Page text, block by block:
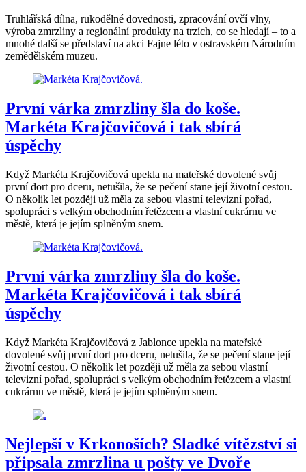
Truhlářská dílna, rukodělné dovednosti, zpracování ovčí vlny,
výroba zmrzliny a regionální produkty na trzích, co se hledají – to a
mnohé další se představí na akci Fajne léto v ostravském Národním
zemědělském muzeu.
První várka zmrzliny šla do koše.
Markéta Krajčovičová i tak sbírá
úspěchy
Když Markéta Krajčovičová upekla na mateřské dovolené svůj
první dort pro dceru, netušila, že se pečení stane její životní cestou.
O několik let později už měla za sebou vlastní televizní pořad,
spolupráci s velkým obchodním řetězcem a vlastní cukrárnu ve
městě, která je jejím splněným snem.
První várka zmrzliny šla do koše.
Markéta Krajčovičová i tak sbírá
úspěchy
Když Markéta Krajčovičová z Jablonce upekla na mateřské
dovolené svůj první dort pro dceru, netušila, že se pečení stane její
životní cestou. O několik let později už měla za sebou vlastní
televizní pořad, spolupráci s velkým obchodním řetězcem a vlastní
cukrárnu ve městě, která je jejím splněným snem.
Nejlepší v Krkonoších? Sladké vítězství si
připsala zmrzlina u pošty ve Dvoře